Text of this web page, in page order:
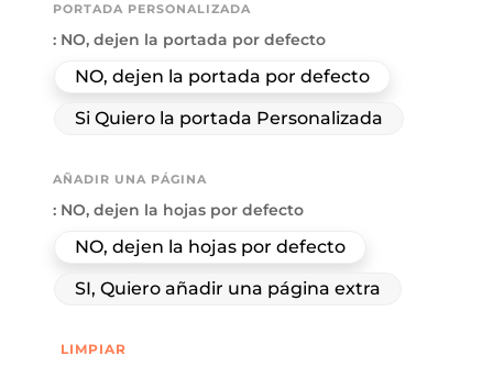
PORTADA PERSONALIZADA
: NO, dejen la portada por defecto
NO, dejen la portada por defecto
Si Quiero la portada Personalizada
AÑADIR UNA PÁGINA
: NO, dejen la hojas por defecto
NO, dejen la hojas por defecto
SI, Quiero añadir una página extra
LIMPIAR